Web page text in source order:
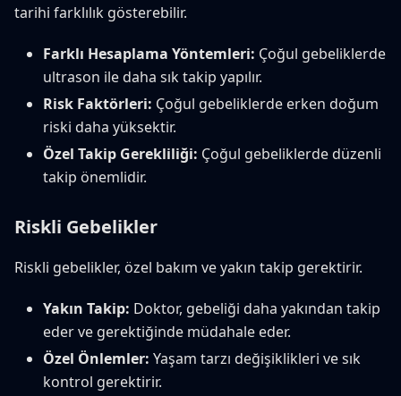
tarihi farklılık gösterebilir.
Farklı Hesaplama Yöntemleri: Çoğul gebeliklerde
ultrason ile daha sık takip yapılır.
Risk Faktörleri: Çoğul gebeliklerde erken doğum
riski daha yüksektir.
Özel Takip Gerekliliği: Çoğul gebeliklerde düzenli
takip önemlidir.
Riskli Gebelikler
Riskli gebelikler, özel bakım ve yakın takip gerektirir.
Yakın Takip: Doktor, gebeliği daha yakından takip
eder ve gerektiğinde müdahale eder.
Özel Önlemler: Yaşam tarzı değişiklikleri ve sık
kontrol gerektirir.